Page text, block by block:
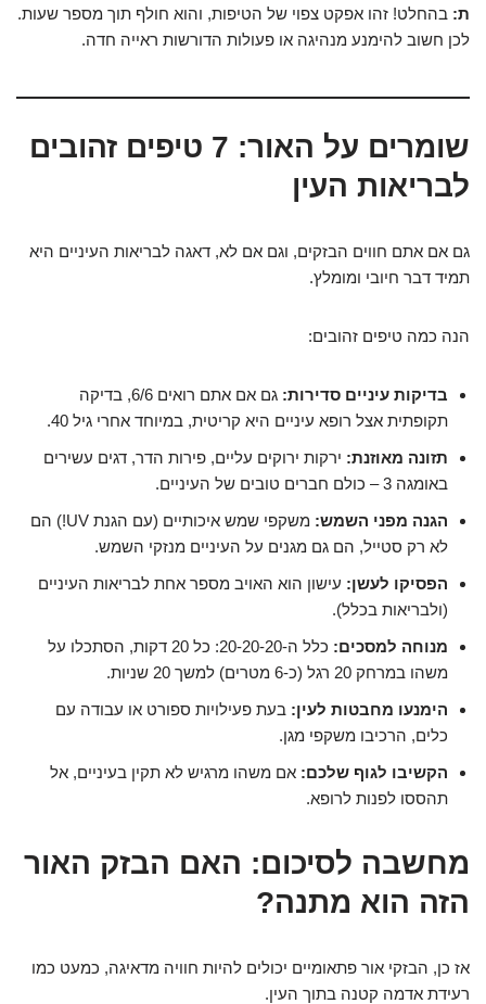
ת: בהחלט! זהו אפקט צפוי של הטיפות, והוא חולף תוך מספר שעות.
לכן חשוב להימנע מנהיגה או פעולות הדורשות ראייה חדה.
שומרים על האור: 7 טיפים זהובים
לבריאות העין
גם אם אתם חווים הבזקים, וגם אם לא, דאגה לבריאות העיניים היא
תמיד דבר חיובי ומומלץ.
הנה כמה טיפים זהובים:
בדיקות עיניים סדירות:
גם אם אתם רואים 6/6, בדיקה
תקופתית אצל רופא עיניים היא קריטית, במיוחד אחרי גיל 40.
תזונה מאוזנת: ירקות ירוקים עליים, פירות הדר, דגים עשירים
באומגה 3 – כולם חברים טובים של העיניים.
הגנה מפני השמש:
משקפי שמש איכותיים (עם הגנת UV!) הם
לא רק סטייל, הם גם מגנים על העיניים מנזקי השמש.
הפסיקו לעשן: עישון הוא האויב מספר אחת לבריאות העיניים
(ולבריאות בכלל).
מנוחה למסכים:
כלל ה-20-20-20: כל 20 דקות, הסתכלו על
משהו במרחק 20 רגל (כ-6 מטרים) למשך 20 שניות.
הימנעו מחבטות לעין: בעת פעילויות ספורט או עבודה עם
כלים, הרכיבו משקפי מגן.
הקשיבו לגוף שלכם: אם משהו מרגיש לא תקין בעיניים, אל
תהססו לפנות לרופא.
מחשבה לסיכום: האם הבזק האור
הזה הוא מתנה?
אז כן, הבזקי אור פתאומיים יכולים להיות חוויה מדאיגה, כמעט כמו
רעידת אדמה קטנה בתוך העין.